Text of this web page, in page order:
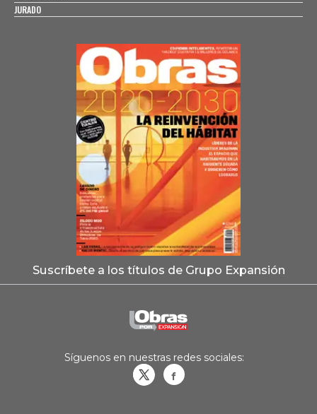
JURADO
Suscríbete a los títulos de Grupo Expansión
Síguenos en nuestras redes sociales: